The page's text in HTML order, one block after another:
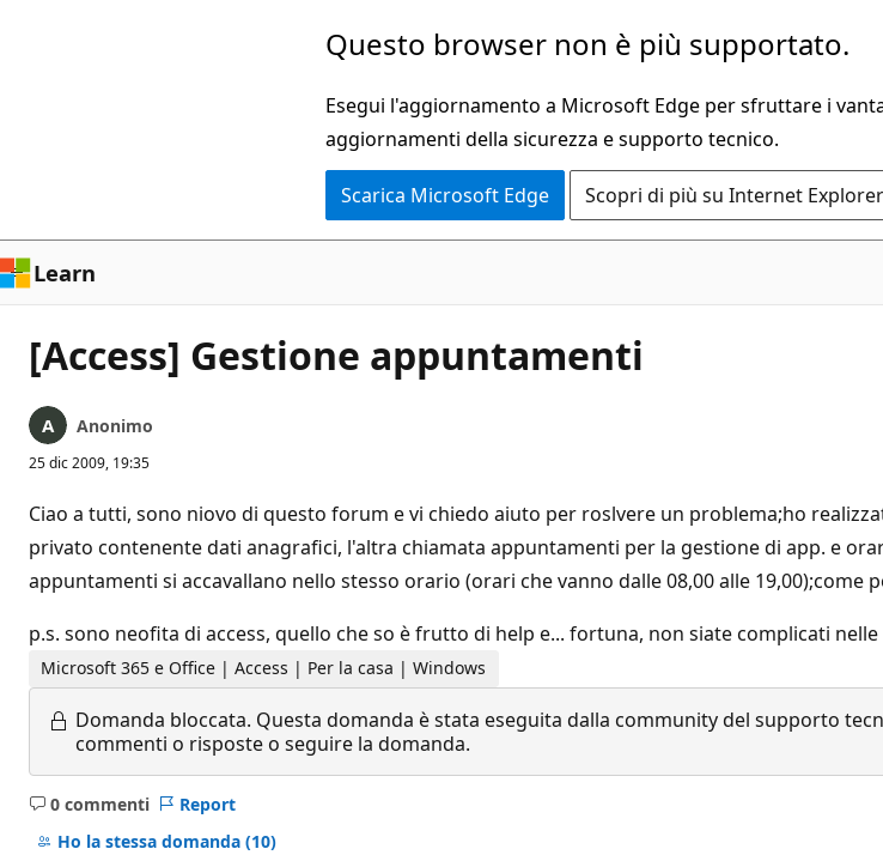
Questo browser non è più supportato.
Esegui l'aggiornamento a Microsoft Edge per sfruttare i
aggiornamenti della sicurezza e supporto tecnico.
Scarica Microsoft Edge Scopri di più su Internet
Learn
[Access] Gestione appuntamenti
Anonimo
25 dic 2009, 19:35
Ciao a tutti, sono niovo di questo forum e vi chiedo aiuto per roslvere un problema;ho
privato contenente dati anagrafici, l'altra chiamata appuntamenti per la gestione di app. e
appuntamenti si accavallano nello stesso orario (orari che vanno dalle 08,00 alle 19,00);come
p.s. sono neofita di access, quello che so è frutto di help e... fortuna, non siate complicati
Microsoft 365 e Office | Access | Per la casa | Windows
Domanda bloccata. Questa domanda è stata eseguita dalla community del supporto
commenti o risposte o seguire la domanda.
0 commenti
Nessun
commento
Report
Ho la stessa domanda (10)